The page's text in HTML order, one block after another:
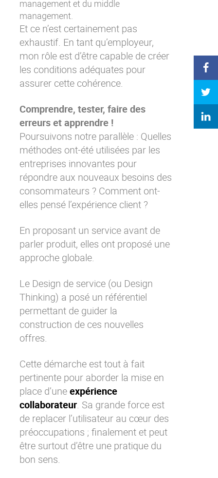
management et du middle
management.
Et ce n’est certainement pas
exhaustif. En tant qu’employeur,
mon rôle est d’être capable de créer
les conditions adéquates pour
assurer cette cohérence.
Comprendre, tester, faire des
erreurs et apprendre !
Poursuivons notre parallèle : Quelles
méthodes ont-été utilisées par les
entreprises innovantes pour
répondre aux nouveaux besoins des
consommateurs ? Comment ont-
elles pensé l’expérience client ?
En proposant un service avant de
parler produit, elles ont proposé une
approche globale.
Le Design de service (ou Design
Thinking) a posé un référentiel
permettant de guider la
construction de ces nouvelles
offres.
Cette démarche est tout à fait
pertinente pour aborder la mise en
place d’uneexpérience
collaborateur. Sa grande force est
de replacer l’utilisateur au cœur des
préoccupations ; finalement et peut
être surtout d’être une pratique du
bon sens.